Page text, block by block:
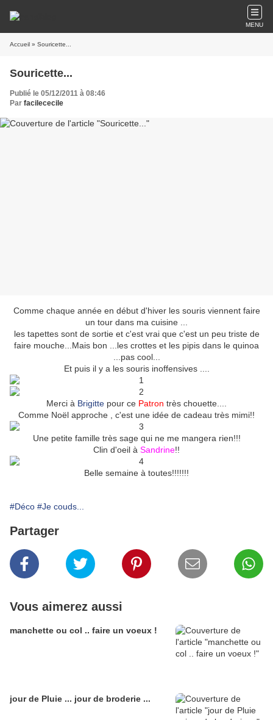
MENU
Accueil » Souricette...
Souricette...
Publié le 05/12/2011 à 08:46
Par facilececile
Comme chaque année en début d'hiver les souris viennent faire
un tour dans ma cuisine ...
les tapettes sont de sortie et c'est vrai que c'est un peu triste de
faire mouche...Mais bon ...les crottes et les pipis dans le quinoa
...pas cool...
Et puis il y a les souris inoffensives ....
Merci à Brigitte pour ce Patron très chouette....
Comme Noël approche , c'est une idée de cadeau très mimi!!
Une petite famille très sage qui ne me mangera rien!!!
Clin d'oeil à Sandrine!!
Belle semaine à toutes!!!!!!!
#Déco #Je couds...
Partager
Vous aimerez aussi
manchette ou col .. faire un voeux !
jour de Pluie ... jour de broderie ...